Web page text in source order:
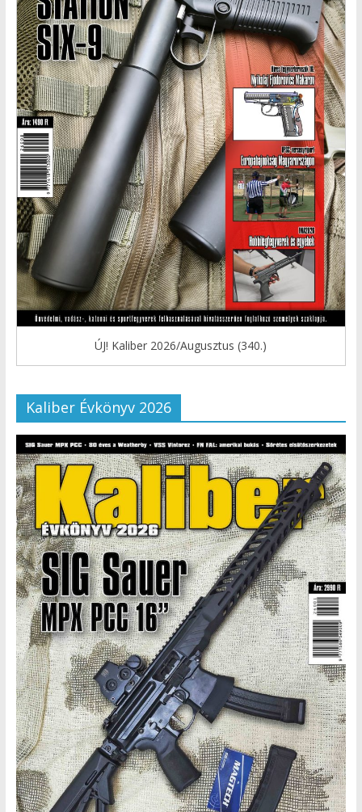
ÚJ! Kaliber 2026/Augusztus (340.)
Kaliber Évkönyv 2026